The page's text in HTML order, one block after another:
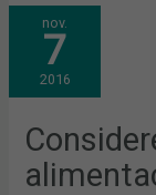
nov.
7
2016
CONSIDERES
QUE
LA
TEVA
ALIMENTACIÓ
ÉS
BONA?